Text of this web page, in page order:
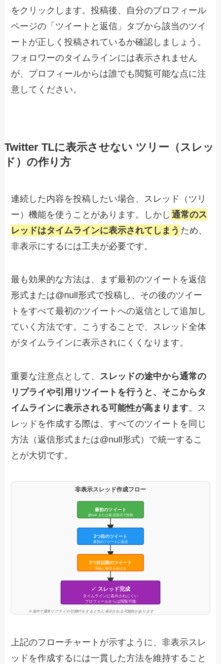
をクリックします。投稿後、自分のプロフィール
ページの「ツイートと返信」タブから該当のツイ
ートが正しく投稿されているか確認しましょう。
フォロワーのタイムラインには表示されません
が、プロフィールからは誰でも閲覧可能な点に注
意してください。
Twitter TLに表示させない ツリー（スレッ
ド）の作り方
連続した内容を投稿したい場合、スレッド（ツリ
ー）機能を使うことがあります。しかし 通常のス
レッドはタイムラインに表示されてしまう ため、
非表示にするには工夫が必要です。
最も効果的な方法は、まず最初のツイートを返信
形式または@null形式で投稿し、その後のツイー
トをすべて最初のツイートへの返信として追加し
ていく方法です。こうすることで、スレッド全体
がタイムラインに表示されにくくなります。
重要な注意点として、 スレッドの途中から通常の
リプライや引用リツイートを行うと、そこからタ
イムラインに表示される可能性が高まります。ス
レッドを作成する際は、すべてのツイートを同じ
方法（返信形式または@null形式）で統一するこ
とが大切です。
非表示スレッド作成フロー
最初のツイート
@null または返信形式で投稿
2つ目のツイート
最初のツイートに返信
3つ目以降のツイート
同様に返信を続ける
✓ スレッド完成
タイムラインに表示されにくい
プロフィールからは閲覧可能
※ 途中で通常リプライや引用RTをするとTLに表示される可能性があります
上記のフローチャートが示すように、非表示スレ
ッドを作成するには一貫した方法を維持すること